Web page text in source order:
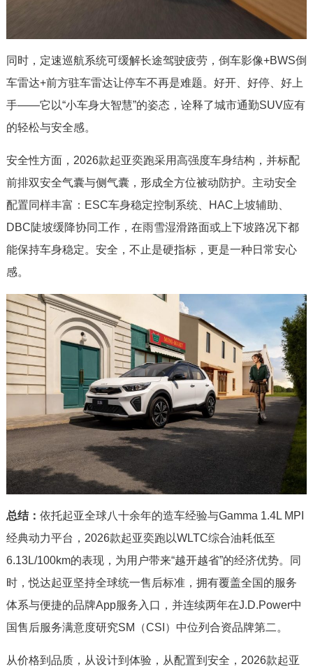
同时，定速巡航系统可缓解长途驾驶疲劳，倒车影像+BWS倒
车雷达+前方驻车雷达让停车不再是难题。好开、好停、好上
手——它以“小车身大智慧”的姿态，诠释了城市通勤SUV应有
的轻松与安全感。
安全性方面，2026款起亚奕跑采用高强度车身结构，并标配
前排双安全气囊与侧气囊，形成全方位被动防护。主动安全
配置同样丰富：ESC车身稳定控制系统、HAC上坡辅助、
DBC陡坡缓降协同工作，在雨雪湿滑路面或上下坡路况下都
能保持车身稳定。安全，不止是硬指标，更是一种日常安心
感。
总结： 依托起亚全球八十余年的造车经验与Gamma 1.4L MPI
经典动力平台，2026款起亚奕跑以WLTC综合油耗低至
6.13L/100km的表现，为用户带来“越开越省”的经济优势。同
时，悦达起亚坚持全球统一售后标准，拥有覆盖全国的服务
体系与便捷的品牌App服务入口，并连续两年在J.D.Power中
国售后服务满意度研究SM（CSI）中位列合资品牌第二。
从价格到品质，从设计到体验，从配置到安全，2026款起亚